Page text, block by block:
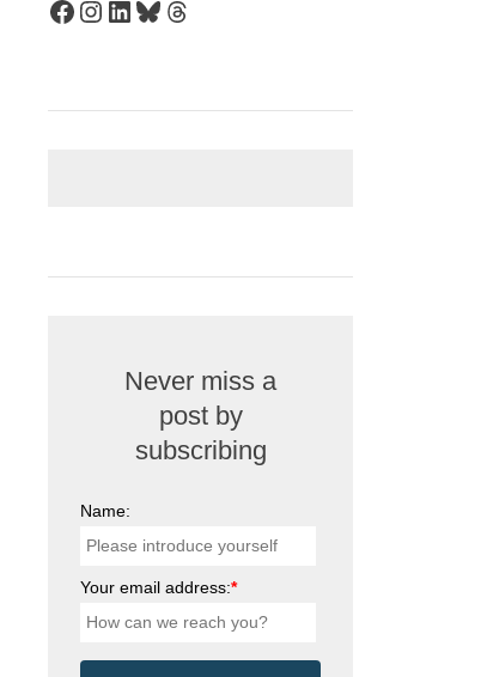
Facebook
Instagram
LinkedIn
Bluesky
Threads
Never miss a
post by
subscribing
Name:
Your email address:*